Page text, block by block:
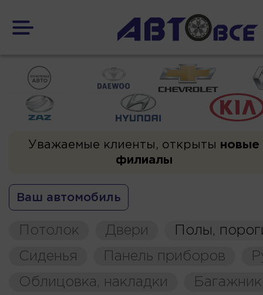
Уважаемые клиенты, открыты новые
филиалы
Ваш автомобиль
Потолок Двери
Полы,
Сиденья
Панель приборов
Облицовка, накладки
Багажник